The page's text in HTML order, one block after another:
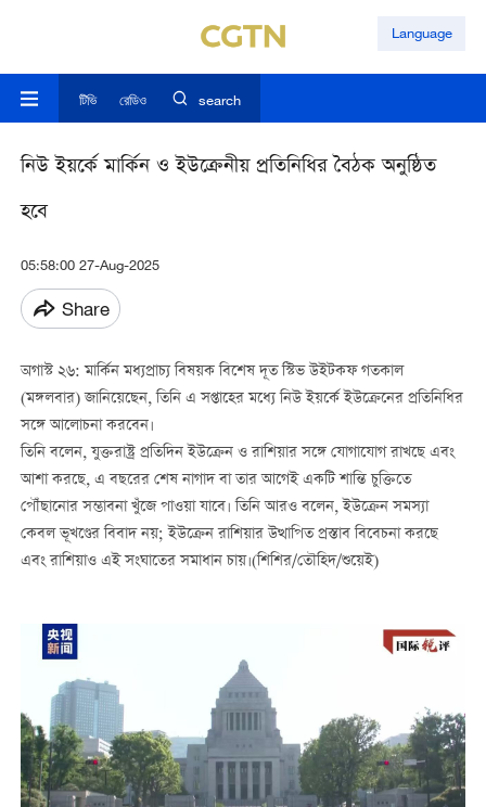
Language
টিভি রেডিও search
নিউ ইয়র্কে মার্কিন ও ইউক্রেনীয় প্রতিনিধির বৈঠক অনুষ্ঠিত
হবে
05:58:00 27-Aug-2025
Share
অগাস্ট ২৬: মার্কিন মধ্যপ্রাচ্য বিষয়ক বিশেষ দূত স্টিভ উইটকফ গতকাল
(মঙ্গলবার) জানিয়েছেন, তিনি এ সপ্তাহের মধ্যে নিউ ইয়র্কে ইউক্রেনের প্রতিনিধির
সঙ্গে আলোচনা করবেন।
তিনি বলেন, যুক্তরাষ্ট্র প্রতিদিন ইউক্রেন ও রাশিয়ার সঙ্গে যোগাযোগ রাখছে এবং
আশা করছে, এ বছরের শেষ নাগাদ বা তার আগেই একটি শান্তি চুক্তিতে
পৌঁছানোর সম্ভাবনা খুঁজে পাওয়া যাবে। তিনি আরও বলেন, ইউক্রেন সমস্যা
কেবল ভূখণ্ডের বিবাদ নয়; ইউক্রেন রাশিয়ার উত্থাপিত প্রস্তাব বিবেচনা করছে
এবং রাশিয়াও এই সংঘাতের সমাধান চায়।(শিশির/তৌহিদ/শুয়েই)